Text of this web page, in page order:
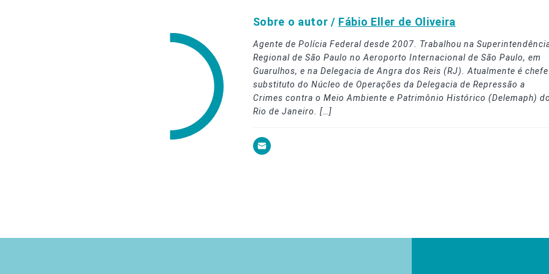
Sobre o autor / Fábio Eller de Oliveira
Agente de Polícia Federal desde 2007. Trabalhou na
Regional de São Paulo no Aeroporto Internacional de São Paulo, em
Guarulhos, e na Delegacia de Angra dos Reis (RJ). Atualmente é chefe
substituto do Núcleo de Operações da Delegacia de Repressão a
Crimes contra o Meio Ambiente e Patrimônio Histórico (Delemaph)
Rio de Janeiro. […]